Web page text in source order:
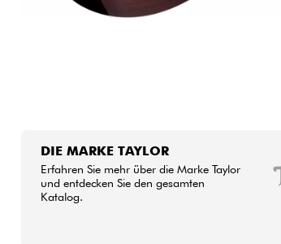
DIE MARKE TAYLOR
Erfahren Sie mehr über die Marke Taylor
und entdecken Sie den gesamten
Katalog.